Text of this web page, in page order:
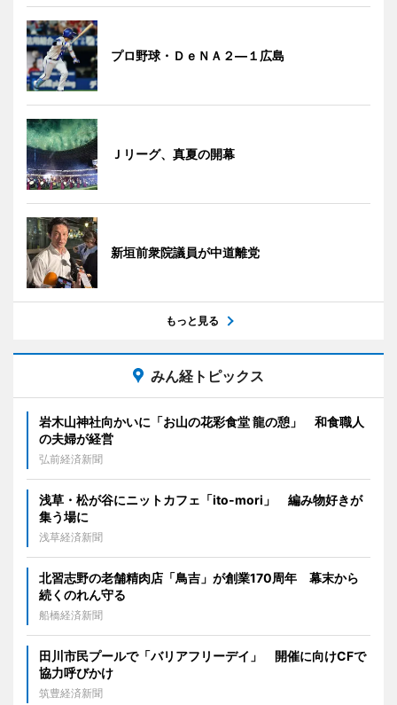
プロ野球・ＤｅＮＡ２―１広島
Ｊリーグ、真夏の開幕
新垣前衆院議員が中道離党
もっと見る
みん経トピックス
岩木山神社向かいに「お山の花彩食堂 龍の憩」 和食職人
の夫婦が経営
弘前経済新聞
浅草・松が谷にニットカフェ「ito-mori」 編み物好きが
集う場に
浅草経済新聞
北習志野の老舗精肉店「鳥吉」が創業170周年 幕末から
続くのれん守る
船橋経済新聞
田川市民プールで「バリアフリーデイ」 開催に向けCFで
協力呼びかけ
筑豊経済新聞